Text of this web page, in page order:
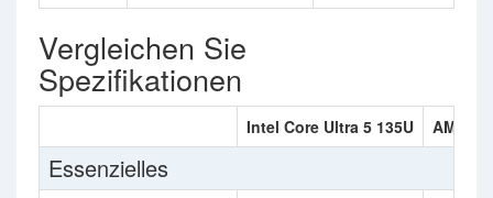
Vergleichen Sie
Spezifikationen
Intel Core Ultra 5 135U AMD
Essenzielles